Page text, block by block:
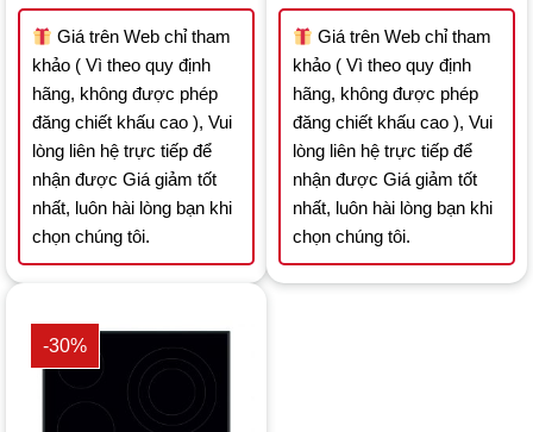
21.175.000 ₫.
14.822.500 ₫.
Giá trên Web chỉ tham
khảo ( Vì theo quy định
hãng, không được phép
đăng chiết khấu cao ), Vui
lòng liên hệ trực tiếp để
nhận được Giá giảm tốt
nhất, luôn hài lòng bạn khi
chọn chúng tôi.
18.131.040 ₫.
Giá trên Web chỉ tham
khảo ( Vì theo quy định
hãng, không được phép
đăng chiết khấu cao ), Vui
lòng liên hệ trực tiếp để
nhận được Giá giảm tốt
nhất, luôn hài lòng bạn khi
chọn chúng tôi.
-30%